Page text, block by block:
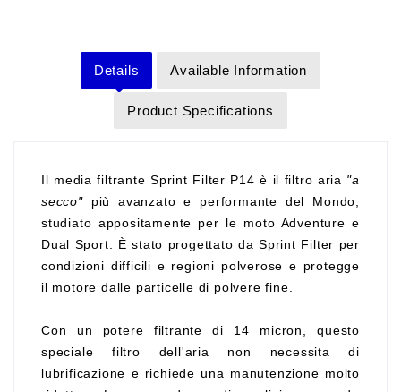
Details Available Information
Product Specifications
Il media filtrante Sprint Filter P14 è il filtro aria "a
secco"più avanzato e performante del Mondo,
studiato appositamente per le moto Adventure e
Dual Sport. È stato progettato da Sprint Filter per
condizioni difficili e regioni polverose e protegge
il motore dalle particelle di polvere fine.
Con un potere filtrante di 14 micron, questo
speciale filtro dell'aria non necessita di
lubrificazione e richiede una manutenzione molto